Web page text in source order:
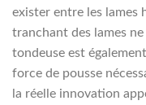
exister entre les lames
tranchant des lames ne
tondeuse est
force de pousse
la réelle innovation